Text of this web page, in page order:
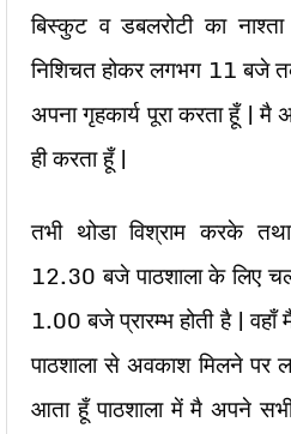
बिस्कुट व डबलरोटी का
निशिचत होकर लगभग 11 बजे
अपना गृहकार्य पूरा करता हूँ | मै
ही करता हूँ |
तभी थोडा विश्राम करके
12.30 बजे पाठशाला के लिए चल
1.00 बजे प्रारम्भ होती है |
पाठशाला से अवकाश मिलने
आता हूँ पाठशाला में मै अपने